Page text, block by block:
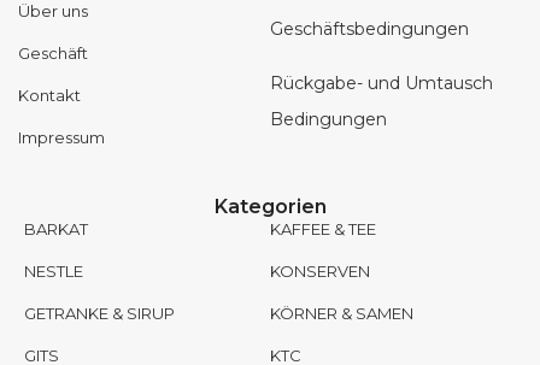
Über uns
Geschäft
Kontakt
Impressum
Geschäftsbedingungen
Rückgabe- und Umtausch
Bedingungen
Kategorien
BARKAT
NESTLE
GETRANKE & SIRUP
GITS
KAFFEE & TEE
KONSERVEN
KÖRNER & SAMEN
KTC